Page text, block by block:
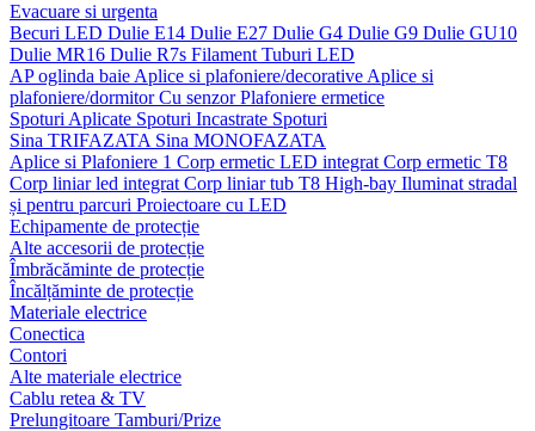
Evacuare si urgenta
Becuri LED Dulie E14 Dulie E27 Dulie G4 Dulie G9 Dulie GU10
Dulie MR16 Dulie R7s Filament Tuburi LED
AP oglinda baie Aplice si plafoniere/decorative Aplice si
plafoniere/dormitorCu senzorPlafoniere ermetice
Spoturi Aplicate Spoturi Incastrate Spoturi
Sina TRIFAZATA Sina MONOFAZATA
Aplice si Plafoniere 1 Corp ermetic LED integrat Corp ermetic T8
Corp liniar led integrat Corp liniar tub T8 High-bay Iluminat stradal
și pentru parcuri Proiectoare cu LED
Echipamente de protecție
Alte accesorii de protecție
Îmbrăcăminte de protecție
Încălțăminte de protecție
Materiale electrice
Conectica
Contori
Alte materiale electrice
Cablu retea & TV
Prelungitoare Tamburi/Prize